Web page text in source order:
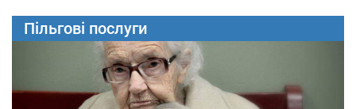
Пільгові послуги